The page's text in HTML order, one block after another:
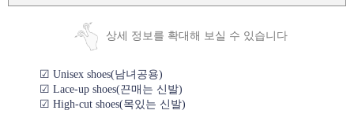
상세 정보를 확대해 보실 수 있습니다
☑ Unisex shoes(남녀공용)
☑ Lace-up shoes(끈매는 신발)
☑ High-cut shoes(목있는 신발)